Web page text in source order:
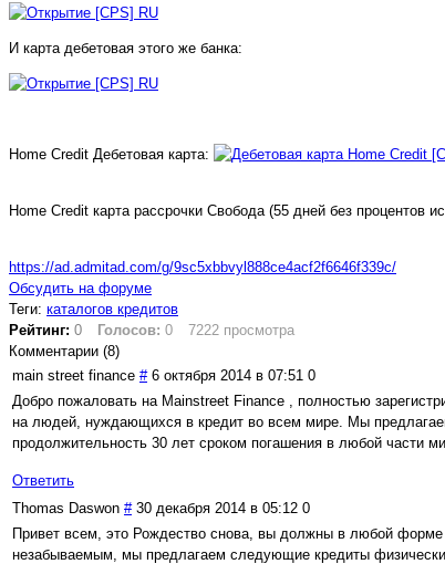
И карта дебетовая этого же банка:
Home Credit Дебетовая карта:
Home Credit карта рассрочки Свобода (55 дней без процентов
https://ad.admitad.com/g/9sc5xbbvyl888ce4acf2f6646f339c/
Обсудить на форуме
Теги: каталогов кредитов
Рейтинг: 0 Голосов: 0
7222 просмотра
Комментарии (8)
main street finance # 6 октября 2014 в 07:51 0
Добро пожаловать на Mainstreet Finance , полностью
на людей, нуждающихся в кредит во всем мире. Мы
продолжительность 30 лет сроком погашения в любой части
Ответить
Thomas Daswon # 30 декабря 2014 в 05:12 0
Привет всем, это Рождество снова, вы должны в любой
незабываемым, мы предлагаем следующие кредиты